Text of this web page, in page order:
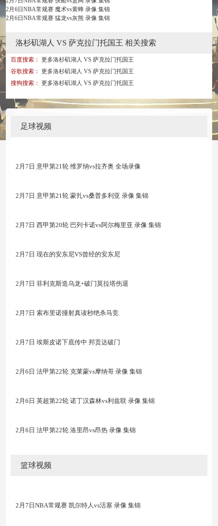
2月6日NBA常规赛 魔术vs黄蜂 录像 集锦
2月6日NBA常规赛 猛龙vs灰熊 录像 集锦
洛杉矶湖人 VS 萨克拉门托国王 相关搜索
百度搜索： 更多洛杉矶湖人 VS 萨克拉门托国王
谷歌搜索： 更多洛杉矶湖人 VS 萨克拉门托国王
搜狗搜索： 更多洛杉矶湖人 VS 萨克拉门托国王
足球视频
2月7日 意甲第21轮 维罗纳vs拉齐奥 全场录像
2月7日 意甲第21轮 蒙扎vs桑普多利亚 录像 集锦
2月7日 西甲第20轮 巴列卡诺vs阿尔梅里亚 录像 集锦
2月7日 现在的安东尼VS曾经的安东尼
2月7日 菲利克斯造乌龙+破门莫拉塔伤退
2月7日 索布里诺撞射真读秒绝杀马竞
2月7日 埃斯皮诺下底传中 邦贡达破门
2月6日 法甲第22轮 克莱蒙vs摩纳哥 录像 集锦
2月6日 英超第22轮 诺丁汉森林vs利兹联 录像 集锦
2月6日 法甲第22轮 洛里昂vs昂热 录像 集锦
篮球视频
2月7日NBA常规赛 凯尔特人vs活塞 录像 集锦